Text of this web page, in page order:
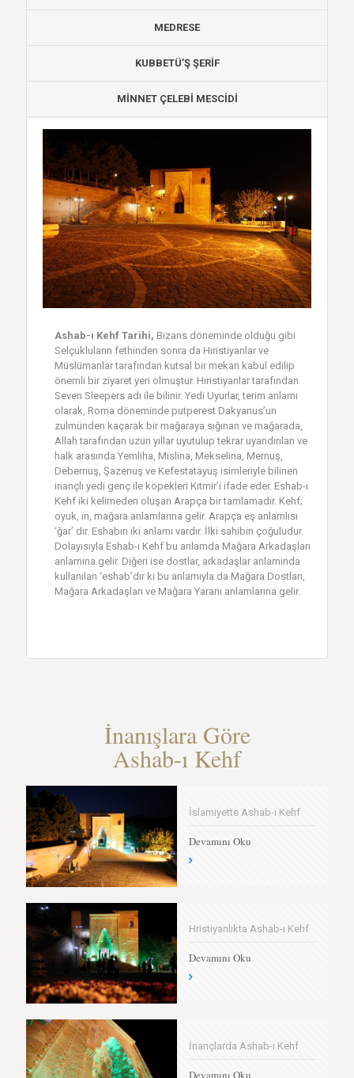
MEDRESE
KUBBETÜ’Ş ŞERİF
MİNNET ÇELEBİ MESCİDİ
Ashab-ı Kehf Tarihi, Bizans döneminde olduğu gibi
Selçukluların fethinden sonra da Hıristiyanlar ve
Müslümanlar tarafından kutsal bir mekan kabul edilip
önemli bir ziyaret yeri olmuştur. Hıristiyanlar tarafından
Seven Sleepers adı ile bilinir. Yedi Uyurlar, terim anlamı
olarak, Roma döneminde putperest Dakyanus’un
zulmünden kaçarak bir mağaraya sığınan ve mağarada,
Allah tarafından uzun yıllar uyutulup tekrar uyandırılan ve
halk arasında Yemliha, Mislina, Mekselina, Mernuş,
Debernuş, Şazenuş ve Kefestatayuş isimleriyle bilinen
inançlı yedi genç ile köpekleri Kıtmir’i ifade eder. Eshab-ı
Kehf iki kelimeden oluşan Arapça bir tamlamadır. Kehf;
oyuk, in, mağara anlamlarına gelir. Arapça eş anlamlısı
‘ğar’ dır. Eshabın iki anlamı vardır. İlki sahibin çoğuludur.
Dolayısıyla Eshab-ı Kehf bu anlamda Mağara Arkadaşları
anlamına gelir. Diğeri ise dostlar, arkadaşlar anlamında
kullanılan ‘eshab’dır ki bu anlamıyla da Mağara Dostları,
Mağara Arkadaşları ve Mağara Yaranı anlamlarına gelir.
İnanışlara Göre
Ashab-ı Kehf
İslamiyette Ashab-ı Kehf
Devamını Oku
Hristiyanlıkta Ashab-ı Kehf
Devamını Oku
İnançlarda Ashab-ı Kehf
Devamını Oku